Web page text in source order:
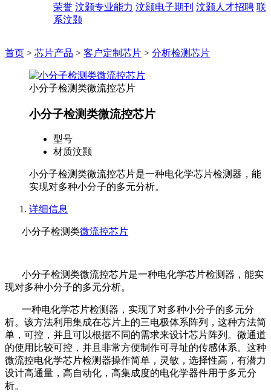
荣誉 汶颢专业能力 汶颢电子期刊 汶颢人才招聘 联
系汶颢
首页 > 芯片产品 > 客户定制芯片 > 分析检测芯片
小分子检测类微流控芯片
小分子检测类微流控芯片
型号
材质汶颢
小分子检测类微流控芯片是一种电化学芯片检测器，能
实现对多种小分子的多元分析。
详细信息
小分子检测类微流控芯片
小分子检测类微流控芯片是一种电化学芯片检测器，能实
现对多种小分子的多元分析。
一种电化学芯片检测器，实现了对多种小分子的多元分
析。该方法利用集成在芯片上的三电极体系阵列，这种方法简
单，可控，并且可以根据不同的需求来设计芯片阵列。微通道
的使用比较可控，并且非常方便制作可寻址的传感体系。这种
微流控电化学芯片检测器操作简单，灵敏，选择性高，有潜力
设计高通量，高自动化，高集成度的电化学器件用于多元分
析。